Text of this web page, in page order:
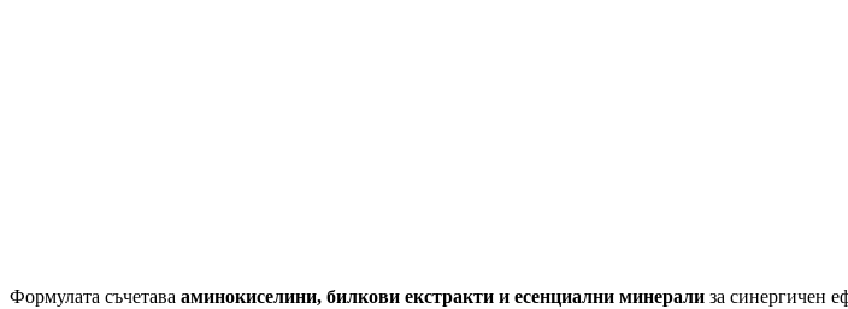
Формулата съчетава аминокиселини, билкови екстракти и есенциални минерали за синергичен